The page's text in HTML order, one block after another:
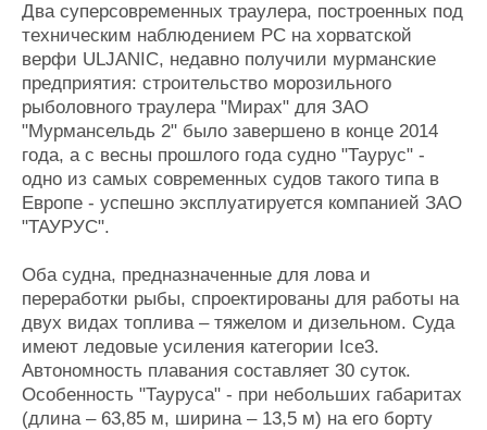
Два суперсовременных траулера, построенных под
техническим наблюдением РС на хорватской
верфи ULJANIC, недавно получили мурманские
предприятия: строительство морозильного
рыболовного траулера "Мирах" для ЗАО
"Мурмансельдь 2" было завершено в конце 2014
года, а с весны прошлого года судно "Таурус" -
одно из самых современных судов такого типа в
Европе - успешно эксплуатируется компанией ЗАО
"ТАУРУС".
Оба судна, предназначенные для лова и
переработки рыбы, спроектированы для работы на
двух видах топлива – тяжелом и дизельном. Суда
имеют ледовые усиления категории Ice3.
Автономность плавания составляет 30 суток.
Особенность "Тауруса" - при небольших габаритах
(длина – 63,85 м, ширина – 13,5 м) на его борту